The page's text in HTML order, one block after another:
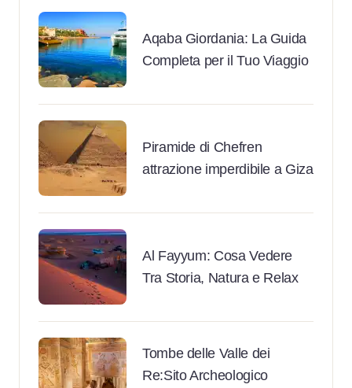
Aqaba Giordania: La Guida
Completa per il Tuo Viaggio
Piramide di Chefren
attrazione imperdibile a Giza
Al Fayyum: Cosa Vedere
Tra Storia, Natura e Relax
Tombe delle Valle dei
Re:Sito Archeologico